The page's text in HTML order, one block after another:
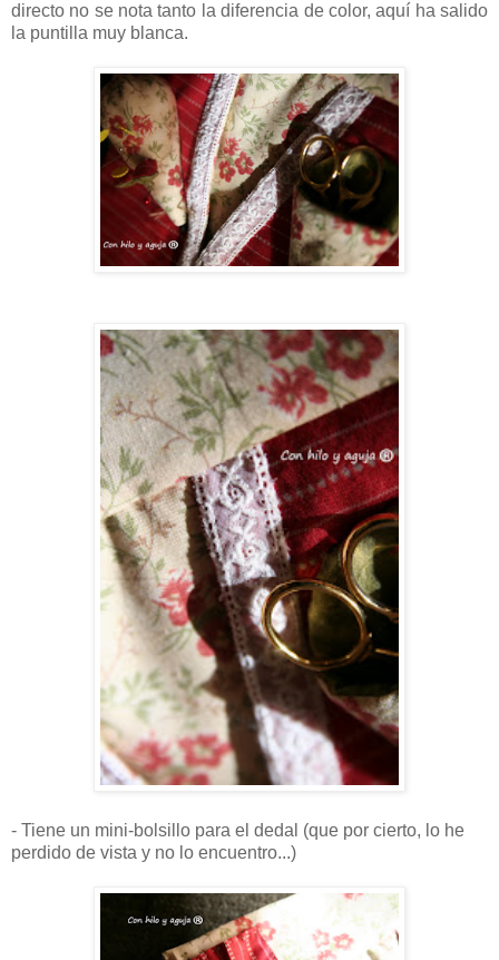
directo no se nota tanto la diferencia de color, aquí ha salido
la puntilla muy blanca.
- Tiene un mini-bolsillo para el dedal (que por cierto, lo he
perdido de vista y no lo encuentro...)